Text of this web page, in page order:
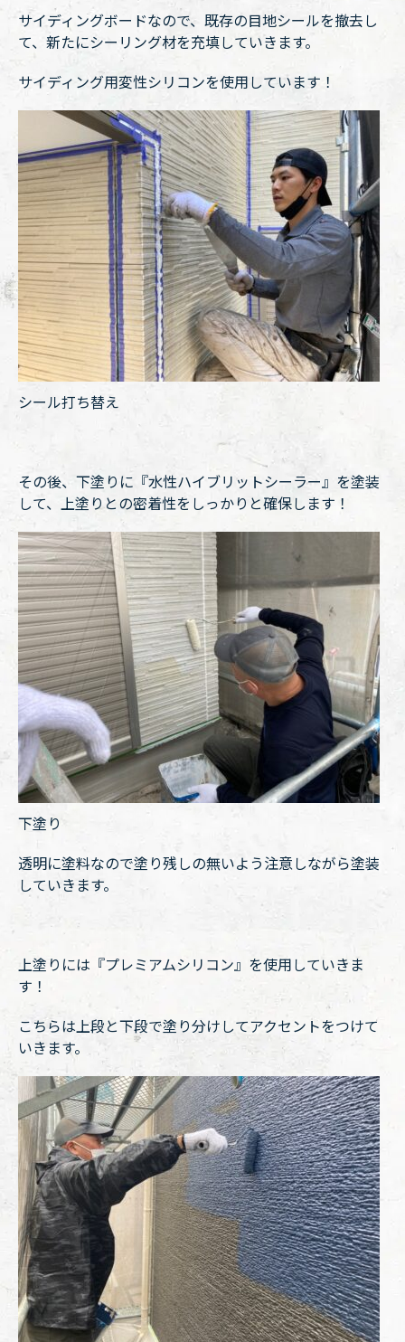
サイディングボードなので、既存の目地シールを撤去し
て、新たにシーリング材を充填していきます。
サイディング用変性シリコンを使用しています！
シール打ち替え
その後、下塗りに『水性ハイブリットシーラー』を塗装
して、上塗りとの密着性をしっかりと確保します！
下塗り
透明に塗料なので塗り残しの無いよう注意しながら塗装
していきます。
上塗りには『プレミアムシリコン』を使用していきま
す！
こちらは上段と下段で塗り分けしてアクセントをつけて
いきます。